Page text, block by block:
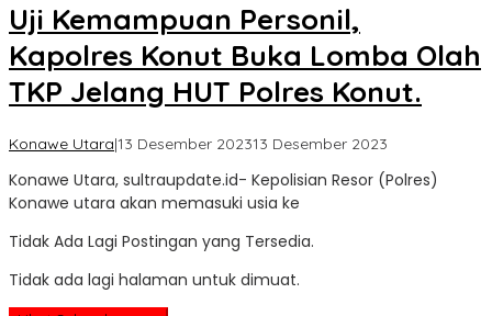
Uji Kemampuan Personil,
Kapolres Konut Buka Lomba Olah
TKP Jelang HUT Polres Konut.
Konawe Utara|13 Desember 202313 Desember 2023
Update
Konawe Utara, sultraupdate.id- Kepolisian Resor (Polres)
Konawe utara akan memasuki usia ke
Tidak Ada Lagi Postingan yang Tersedia.
Tidak ada lagi halaman untuk dimuat.